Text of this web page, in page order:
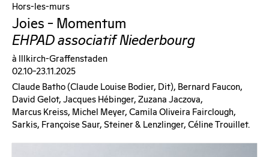
Hors-les-murs
Joies – Momentum
EHPAD associatif Niederbourg
à Illkirch-Graffenstaden
02.10–23.11.2025
Claude Batho (claude Louise Bodier, Dit), Bernard Faucon,
David Gelot, Jacques Hébinger, Zuzana Jaczova,
Marcus Kreiss, Michel Meyer, Camila Oliveira Fairclough,
Sarkis, Françoise Saur, Steiner & Lenzlinger, Céline Trouillet.